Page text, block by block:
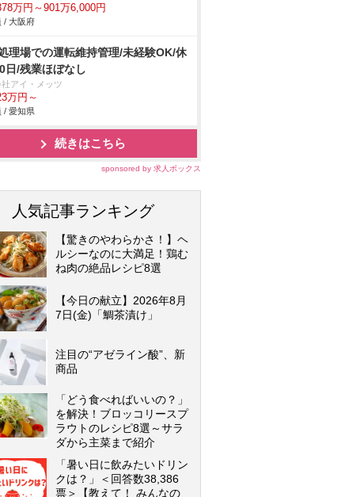
万円～901万6,000円
/ 大阪府
理場での運転維持管理/未経験OK/休
日/残業ほぼなし
アイ・メッツ
万円～
/ 愛知県
続きはこちら
sponsored by 求人ボックス
人気記事ランキング
【驚きのやわらかさ！】ヘ
ルシーなのに大満足！鶏む
ね肉の絶品レシピ8選
【今日の献立】2026年8月
7日(金)「鯛茶漬け」
注目の“アゼライン酸”、新
商品
「どう食べればいいの？」
を解決！ブロッコリースプ
ラウトのレシピ8選～サラ
ダから主菜まで紹介
「暑い日に飲みたいドリン
クは？」＜回答数38,386
票＞【教えて！ みんなの